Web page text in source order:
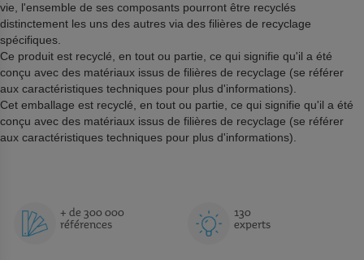
vie, l'ensemble de ses composants pourront être recyclés
distinctement les uns des autres via des filières de recyclage
spécifiques.
Ce produit est recyclé, en tout ou partie, ce qui signifie qu'il a été
conçu avec des matériaux issus de filières de recyclage (se référer
aux caractéristiques techniques pour plus d'informations).
Cet emballage est recyclé, en tout ou partie, ce qui signifie qu'il a été
conçu avec des matériaux issus de filières de recyclage (se référer
aux caractéristiques techniques pour plus d'informations).
+ de 300 000
références
130
experts